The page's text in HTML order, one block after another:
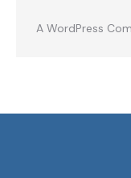
A WordPress